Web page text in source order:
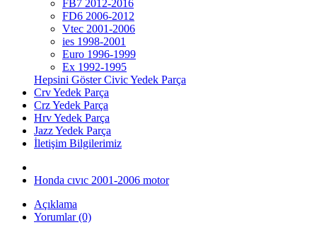
FB7 2012-2016
FD6 2006-2012
Vtec 2001-2006
ies 1998-2001
Euro 1996-1999
Ex 1992-1995
Hepsini Göster Civic Yedek Parça
Crv Yedek Parça
Crz Yedek Parça
Hrv Yedek Parça
Jazz Yedek Parça
İletişim Bilgilerimiz
Honda cıvıc 2001-2006 motor
Açıklama
Yorumlar (0)